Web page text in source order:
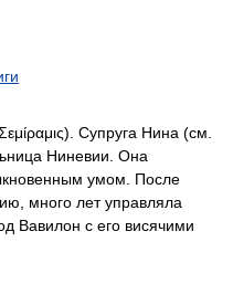
Супруга Нина (см.
Ниневии. Она
умом. После
много лет управляла
Вавилон с его висячими